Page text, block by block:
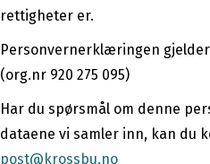
rettigheter er.
Personvernerklæringen
(org.nr 920 275 095)
Har du spørsmål om denne
dataene vi samler inn, kan du
post@krossbu.no